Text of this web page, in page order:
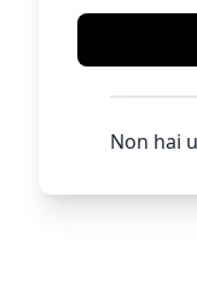
Non hai